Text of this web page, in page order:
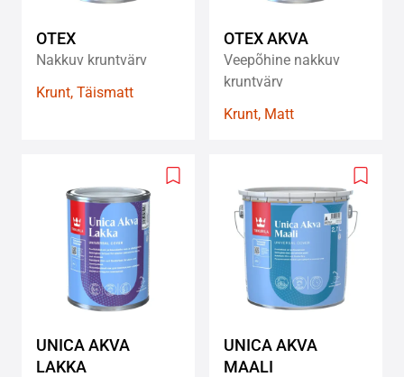
OTEX
Nakkuv kruntvärv
Krunt, Täismatt
OTEX AKVA
Veepõhine nakkuv
kruntvärv
Krunt, Matt
Add
UNICA AKVA
LAKKA
Add
UNICA AKVA
MAALI